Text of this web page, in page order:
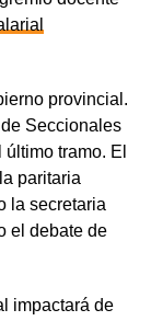
provincial.
Seccionales
tramo. El
paritaria
la secretaria
el debate de
impactará de